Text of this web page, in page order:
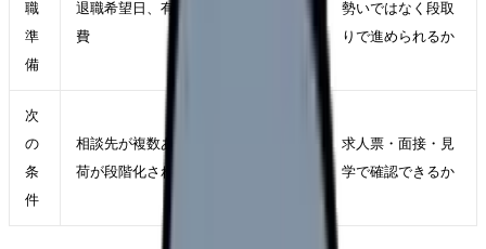
職
準
備
退職希望日、有休、引き継ぎ、生活
費
勢いではなく段取
りで進められるか
次
の
条
件
相談先が複数ある、教育や夜勤の負
荷が段階化されている職場
求人票・面接・見
学で確認できるか